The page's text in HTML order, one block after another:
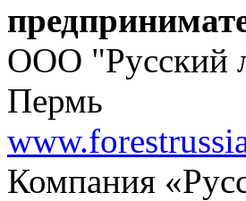
ООО "Русский
Пермь
Компания